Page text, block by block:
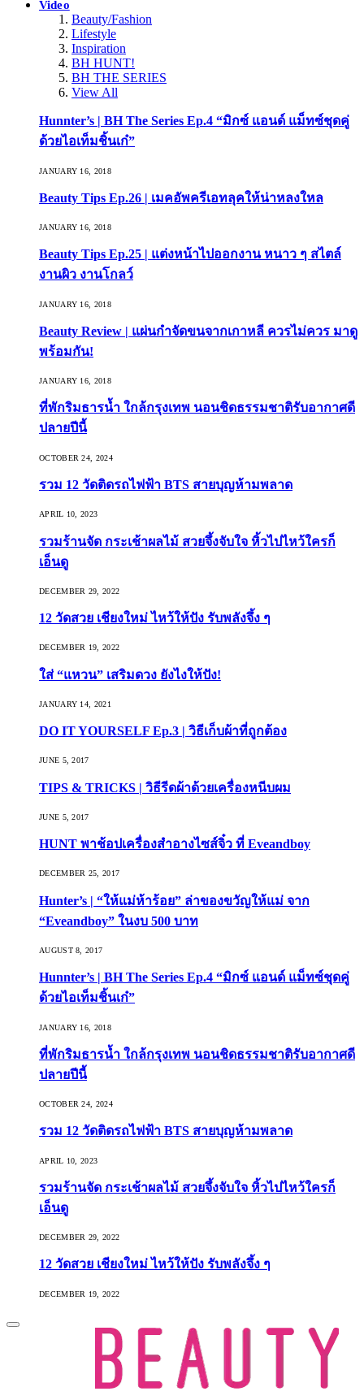
Video
Beauty/Fashion
Lifestyle
Inspiration
BH HUNT!
BH THE SERIES
View All
Hunnter’s | BH The Series Ep.4 “มิกซ์ แอนด์ แม็ทซ์ชุดคู่
ด้วยไอเท็มชิ้นเก๋”
JANUARY 16, 2018
Beauty Tips Ep.26 | เมคอัพครีเอทลุคให้น่าหลงใหล
JANUARY 16, 2018
Beauty Tips Ep.25 | แต่งหน้าไปออกงาน หนาว ๆ สไตล์
งานผิว งานโกลว์
JANUARY 16, 2018
Beauty Review | แผ่นกำจัดขนจากเกาหลี ควรไม่ควร มาดู
พร้อมกัน!
JANUARY 16, 2018
ที่พักริมธารน้ำ ใกล้กรุงเทพ นอนชิดธรรมชาติรับอากาศดี
ปลายปีนี้
OCTOBER 24, 2024
รวม 12 วัดติดรถไฟฟ้า BTS สายบุญห้ามพลาด
APRIL 10, 2023
รวมร้านจัด กระเช้าผลไม้ สวยจึ้งจับใจ หิ้วไปไหว้ใครก็
เอ็นดู
DECEMBER 29, 2022
12 วัดสวย เชียงใหม่ ไหว้ให้ปัง รับพลังจึ้ง ๆ
DECEMBER 19, 2022
ใส่ “แหวน” เสริมดวง ยังไงให้ปัง!
JANUARY 14, 2021
DO IT YOURSELF Ep.3 | วิธีเก็บผ้าที่ถูกต้อง
JUNE 5, 2017
TIPS & TRICKS | วิธีรีดผ้าด้วยเครื่องหนีบผม
JUNE 5, 2017
HUNT พาช้อปเครื่องสำอางไซส์จิ๋ว ที่ Eveandboy
DECEMBER 25, 2017
Hunter’s | “ให้แม่ห้าร้อย” ล่าของขวัญให้แม่ จาก
“Eveandboy” ในงบ 500 บาท
AUGUST 8, 2017
Hunnter’s | BH The Series Ep.4 “มิกซ์ แอนด์ แม็ทซ์ชุดคู่
ด้วยไอเท็มชิ้นเก๋”
JANUARY 16, 2018
ที่พักริมธารน้ำ ใกล้กรุงเทพ นอนชิดธรรมชาติรับอากาศดี
ปลายปีนี้
OCTOBER 24, 2024
รวม 12 วัดติดรถไฟฟ้า BTS สายบุญห้ามพลาด
APRIL 10, 2023
รวมร้านจัด กระเช้าผลไม้ สวยจึ้งจับใจ หิ้วไปไหว้ใครก็
เอ็นดู
DECEMBER 29, 2022
12 วัดสวย เชียงใหม่ ไหว้ให้ปัง รับพลังจึ้ง ๆ
DECEMBER 19, 2022